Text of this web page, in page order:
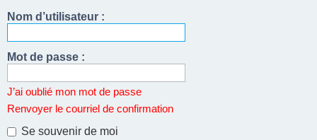
Nom d’utilisateur :
Mot de passe :
J’ai oublié mon mot de passe
Renvoyer le courriel de confirmation
Se souvenir de moi